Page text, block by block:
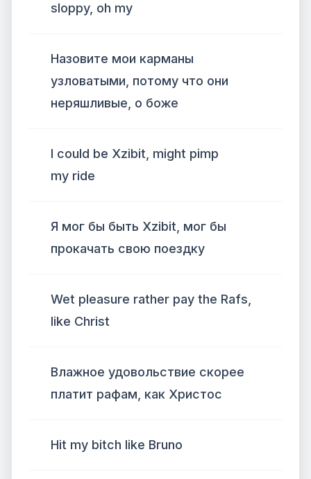
sloppy, oh my
Назовите мои карманы
узловатыми, потому что они
неряшливые, о боже
I could be Xzibit, might pimp
my ride
Я мог бы быть Xzibit, мог бы
прокачать свою поездку
Wet pleasure rather pay the Rafs,
like Christ
Влажное удовольствие скорее
платит рафам, как Христос
Hit my bitch like Bruno